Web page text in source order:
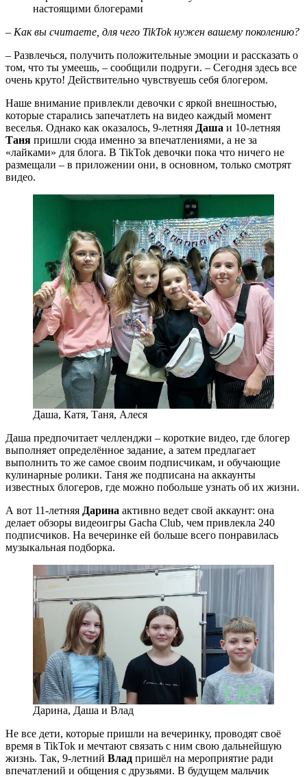
настоящими блогерами
– Как вы считаете, для чего TikTok нужен вашему поколению?
– Развлечься, получить положительные эмоции и рассказать о
том, что ты умеешь, – сообщили подруги. – Сегодня здесь все
очень круто! Действительно чувствуешь себя блогером.
Наше внимание привлекли девочки с яркой внешностью,
которые старались запечатлеть на видео каждый момент
веселья. Однако как оказалось, 9-летняя Даша и 10-летняя
Таня пришли сюда именно за впечатлениями, а не за
«лайками» для блога. В TikTok девочки пока что ничего не
размещали – в приложении они, в основном, только смотрят
видео.
Даша, Катя, Таня, Алеся
Даша предпочитает челленджи – короткие видео, где блогер
выполняет определённое задание, а затем предлагает
выполнить то же самое своим подписчикам, и обучающие
кулинарные ролики. Таня же подписана на аккаунты
известных блогеров, где можно побольше узнать об их жизни.
А вот 11-летняя Дарина активно ведет свой аккаунт: она
делает обзоры видеоигры Gacha Club, чем привлекла 240
подписчиков. На вечеринке ей больше всего понравилась
музыкальная подборка.
Дарина, Даша и Влад
Не все дети, которые пришли на вечеринку, проводят своё
время в TikTok и мечтают связать с ним свою дальнейшую
жизнь. Так, 9-летний Влад пришёл на мероприятие ради
впечатлений и общения с друзьями. В будущем мальчик